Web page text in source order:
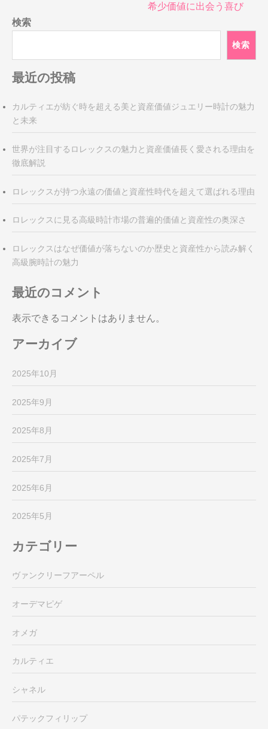
ゲ
ー
ョ
ン
希少価値に出会う喜び
検索
検索
最近の投稿
カルティエが紡ぐ時を超える美と資産価値ジュエリー時計の魅力
と未来
世界が注目するロレックスの魅力と資産価値長く愛される理由を
徹底解説
ロレックスが持つ永遠の価値と資産性時代を超えて選ばれる理由
ロレックスに見る高級時計市場の普遍的価値と資産性の奥深さ
ロレックスはなぜ価値が落ちないのか歴史と資産性から読み解く
高級腕時計の魅力
最近のコメント
表示できるコメントはありません。
アーカイブ
2025年10月
2025年9月
2025年8月
2025年7月
2025年6月
2025年5月
カテゴリー
ヴァンクリーフアーペル
オーデマピゲ
オメガ
カルティエ
シャネル
パテックフィリップ